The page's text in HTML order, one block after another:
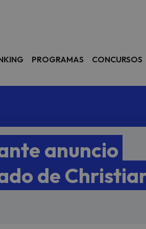
PROGRAMAS CONCURSOS
anuncio
de